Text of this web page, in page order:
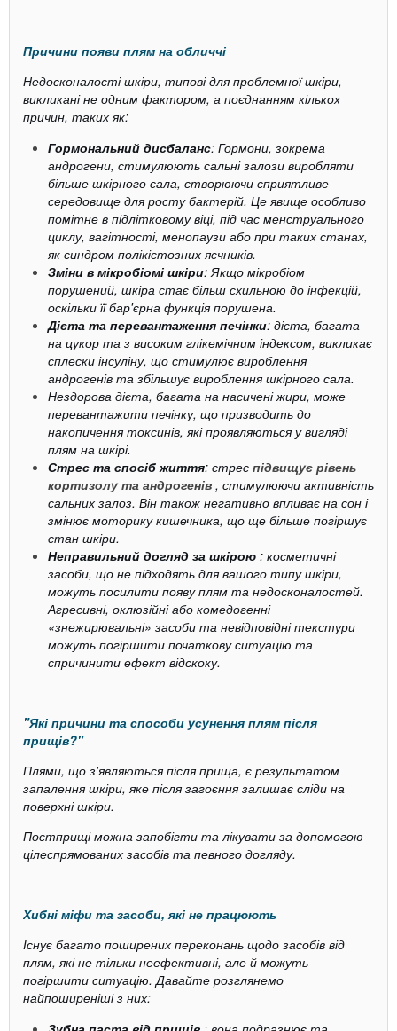
Причини появи плям на обличчі
Недосконалості шкіри, типові для проблемної шкіри,
викликані не одним фактором, а поєднанням кількох
причин, таких як:
Гормональний дисбаланс: Гормони, зокрема
андрогени, стимулюють сальні залози виробляти
більше шкірного сала, створюючи сприятливе
середовище для росту бактерій. Це явище особливо
помітне в підлітковому віці, під час менструального
циклу, вагітності, менопаузи або при таких станах,
як синдром полікістозних яєчників.
Зміни в мікробіомі шкіри: Якщо мікробіом
порушений, шкіра стає більш схильною до інфекцій,
оскільки її бар'єрна функція порушена.
Дієта та перевантаження печінки: дієта, багата
на цукор та з високим глікемічним індексом, викликає
сплески інсуліну, що стимулює вироблення
андрогенів та збільшує вироблення шкірного сала.
Нездорова дієта, багата на насичені жири, може
перевантажити печінку, що призводить до
накопичення токсинів, які проявляються у вигляді
плям на шкірі.
Стрес та спосіб життя: стрес підвищує рівень
кортизолу та андрогенів , стимулюючи активність
сальних залоз. Він також негативно впливає на сон і
змінює моторику кишечника, що ще більше погіршує
стан шкіри.
Неправильний догляд за шкірою : косметичні
засоби, що не підходять для вашого типу шкіри,
можуть посилити появу плям та недосконалостей.
Агресивні, оклюзійні або комедогенні
«знежирювальні» засоби та невідповідні текстури
можуть погіршити початкову ситуацію та
спричинити ефект відскоку.
"Які причини та способи усунення плям після
прищів?"
Плями, що з'являються після прища, є результатом
запалення шкіри, яке після загоєння залишає сліди на
поверхні шкіри.
Постприщі можна запобігти та лікувати за допомогою
цілеспрямованих засобів та певного догляду.
Хибні міфи та засоби, які не працюють
Існує багато поширених переконань щодо засобів від
плям, які не тільки неефективні, але й можуть
погіршити ситуацію. Давайте розглянемо
найпоширеніші з них: